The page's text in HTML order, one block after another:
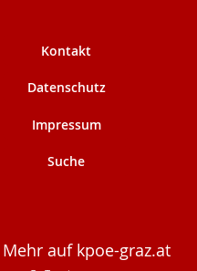
Kontakt
Datenschutz
Impressum
Suche
Mehr auf kpoe-graz.at